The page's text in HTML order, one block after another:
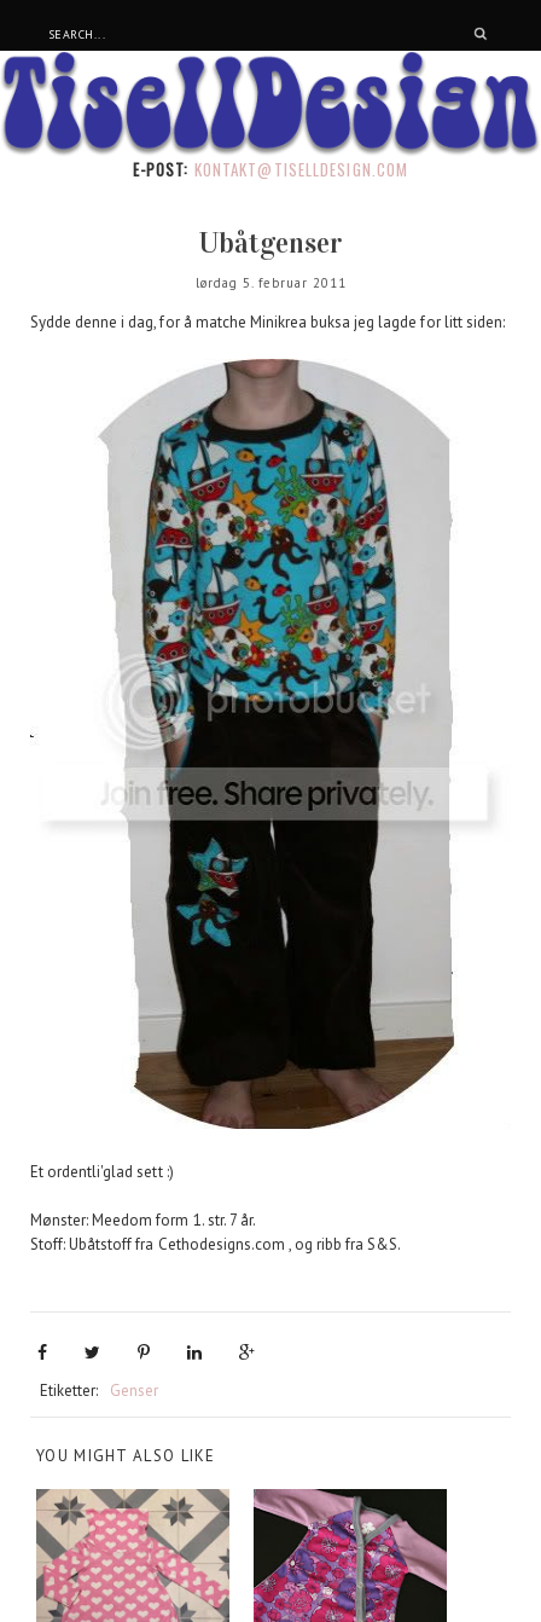
E-POST: KONTAKT@TISELLDESIGN.COM
Ubåtgenser
lørdag 5. februar 2011
Sydde denne i dag, for å matche Minikrea buksa jeg lagde for litt siden:
Et ordentli'glad sett :)
Mønster: Meedom form 1. str. 7 år.
Stoff: Ubåtstoff fra Cethodesigns.com , og ribb fra S&S.
Etiketter: Genser
YOU MIGHT ALSO LIKE